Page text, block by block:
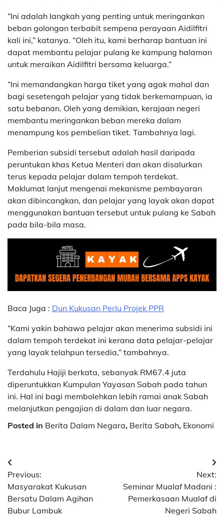
“Ini adalah langkah yang penting untuk meringankan
beban golongan terbabit sempena perayaan Aidilfitri
kali ini,” katanya. “Oleh itu, kami berharap bantuan ini
dapat membantu pelajar pulang ke kampung halaman
untuk meraikan Aidilfitri bersama keluarga.”
“Ini memandangkan harga tiket yang agak mahal dan
bagi sesetengah pelajar yang tidak berkemampuan, ia
satu bebanan. Oleh yang demikian, kerajaan negeri
membantu meringankan beban mereka dalam
menampung kos pembelian tiket. Tambahnya lagi.
Pemberian subsidi tersebut adalah hasil daripada
peruntukan khas Ketua Menteri dan akan disalurkan
terus kepada pelajar dalam tempoh terdekat.
Maklumat lanjut mengenai mekanisme pembayaran
akan dibincangkan, dan pelajar yang layak akan dapat
menggunakan bantuan tersebut untuk pulang ke Sabah
pada bila-bila masa.
Baca Juga : Dun Kukusan Perlu Projek PPR
“Kami yakin bahawa pelajar akan menerima subsidi ini
dalam tempoh terdekat ini kerana data pelajar-pelajar
yang layak telahpun tersedia,” tambahnya.
Terdahulu Hajiji berkata, sebanyak RM67.4 juta
diperuntukkan Kumpulan Yayasan Sabah pada tahun
ini. Hal ini bagi membolehkan lebih ramai anak Sabah
melanjutkan pengajian di dalam dan luar negara.
Posted in Berita Dalam Negara, Berita Sabah, Ekonomi
Post
navigation
Previous:
Masyarakat Kukusan
Bersatu Dalam Agihan
Bubur Lambuk
Next:
Seminar Mualaf Madani :
Pemerkasaan Mualaf di
Negeri Sabah